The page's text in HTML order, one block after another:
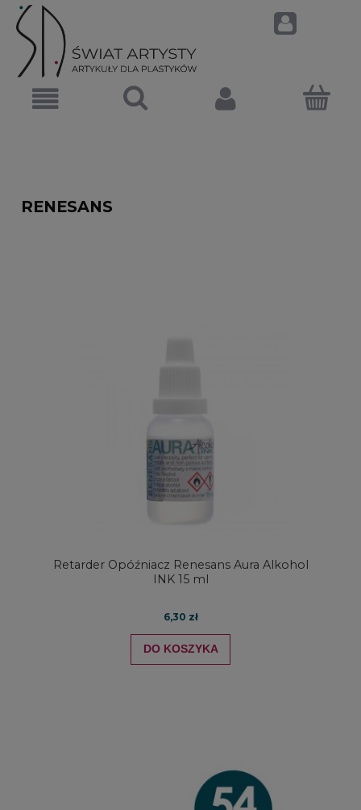
RENESANS
Retarder Opóźniacz Renesans Aura Alkohol
INK 15 ml
6,30 zł
DO KOSZYKA